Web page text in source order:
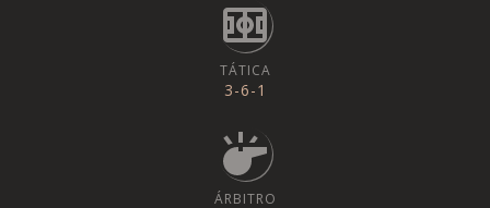
TÁTICA
3-6-1
ÁRBITRO